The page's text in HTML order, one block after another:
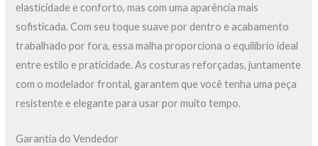
elasticidade e conforto, mas com uma aparência mais
sofisticada. Com seu toque suave por dentro e acabamento
trabalhado por fora, essa malha proporciona o equilíbrio ideal
entre estilo e praticidade. As costuras reforçadas, juntamente
com o modelador frontal, garantem que você tenha uma peça
resistente e elegante para usar por muito tempo.
Garantia do Vendedor